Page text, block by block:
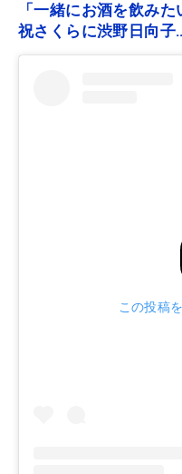
「一緒にお酒を飲み
祝さくらに渋野日向
この投稿